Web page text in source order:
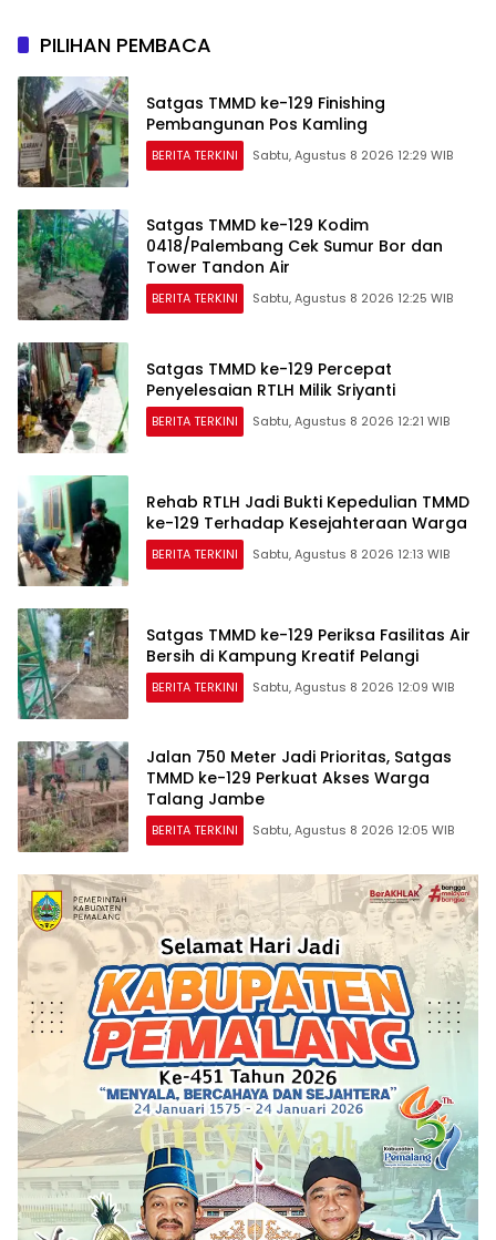
PILIHAN PEMBACA
Satgas TMMD ke-129 Finishing
Pembangunan Pos Kamling
BERITA TERKINI Sabtu, Agustus 8 2026 12:29 WIB
Satgas TMMD ke-129 Kodim
0418/Palembang Cek Sumur Bor dan
Tower Tandon Air
BERITA TERKINI Sabtu, Agustus 8 2026 12:25 WIB
Satgas TMMD ke-129 Percepat
Penyelesaian RTLH Milik Sriyanti
BERITA TERKINI Sabtu, Agustus 8 2026 12:21 WIB
Rehab RTLH Jadi Bukti Kepedulian TMMD
ke-129 Terhadap Kesejahteraan Warga
BERITA TERKINI Sabtu, Agustus 8 2026 12:13 WIB
Satgas TMMD ke-129 Periksa Fasilitas Air
Bersih di Kampung Kreatif Pelangi
BERITA TERKINI Sabtu, Agustus 8 2026 12:09 WIB
Jalan 750 Meter Jadi Prioritas, Satgas
TMMD ke-129 Perkuat Akses Warga
Talang Jambe
BERITA TERKINI Sabtu, Agustus 8 2026 12:05 WIB